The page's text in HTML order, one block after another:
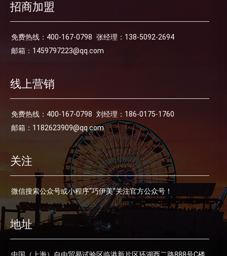
招商加盟
免费热线：400-167-0798 张经理：138-5092-2694
邮箱：1459797223@qq.com
线上营销
免费热线：400-167-0798 刘经理：186-0175-1760
邮箱：1182623909@qq.com
关注
微信搜索公众号或小程序“巧伊美”关注官方公众号！
地址